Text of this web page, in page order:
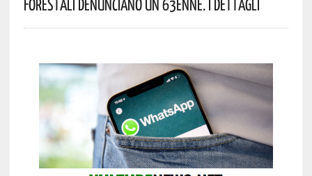
Forestali Denunciano Un 63enne. I Dettagli